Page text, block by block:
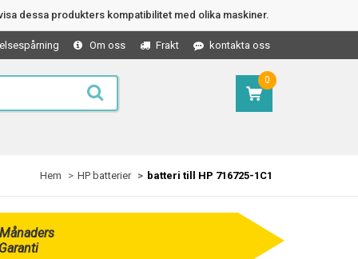
dessa produkters kompatibilitet med olika maskiner.
kontakta oss
Frakt
Om oss
0
Hem HP batterier batteri till HP 716725-1C1